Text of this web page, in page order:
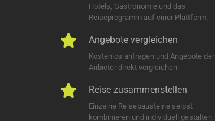
Hotels, Gastronomie und das
Reiseprogramm auf einer Plattform.
Angebote vergleichen
Kostenlos anfragen und Angebote der
Anbieter direkt vergleichen.
Reise zusammenstellen
Einzelne Reisebausteine selbst
kombinieren und individuell gestalten.